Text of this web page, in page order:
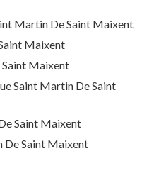
Martin De Saint Maixent
Maixent
Maixent
Saint Martin De Saint
Saint Maixent
De Saint Maixent